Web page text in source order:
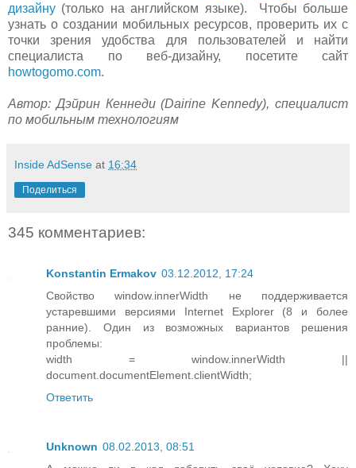
дизайну (только на английском языке). Чтобы больше
узнать о создании мобильных ресурсов, проверить их с
точки зрения удобства для пользователей и найти
специалиста по веб-дизайну, посетите сайт
howtogomo.com.
Автор: Дэйрин Кеннеди (Dairine Kennedy), специалист
по мобильным технологиям
Inside AdSense at 16:34
Поделиться
345 комментариев:
Konstantin Ermakov 03.12.2012, 17:24
Свойство window.innerWidth не поддерживается
устаревшими версиями Internet Explorer (8 и более
ранние). Один из возможных вариантов решения
проблемы:
width = window.innerWidth ||
document.documentElement.clientWidth;
Ответить
Unknown 08.02.2013, 08:51